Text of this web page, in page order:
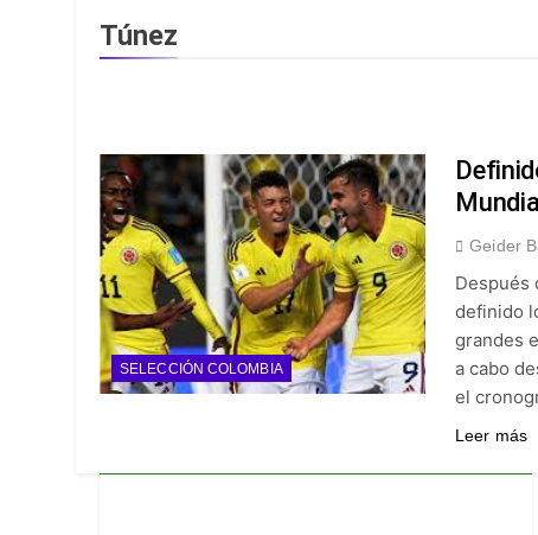
¡A semifinales! La
4 Días Ago
¡Recital escarlata!
4 Días Ago
Vuelve la Premier
4 Días Ago
Escándalo en
4 Días Ago
Túnez
SELECCIÓN COLOMBIA
Geider
Después
definido
grandes
a cabo
el
Leer más